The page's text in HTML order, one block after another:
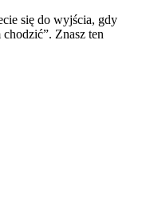
się do wyjścia, gdy
Znasz ten